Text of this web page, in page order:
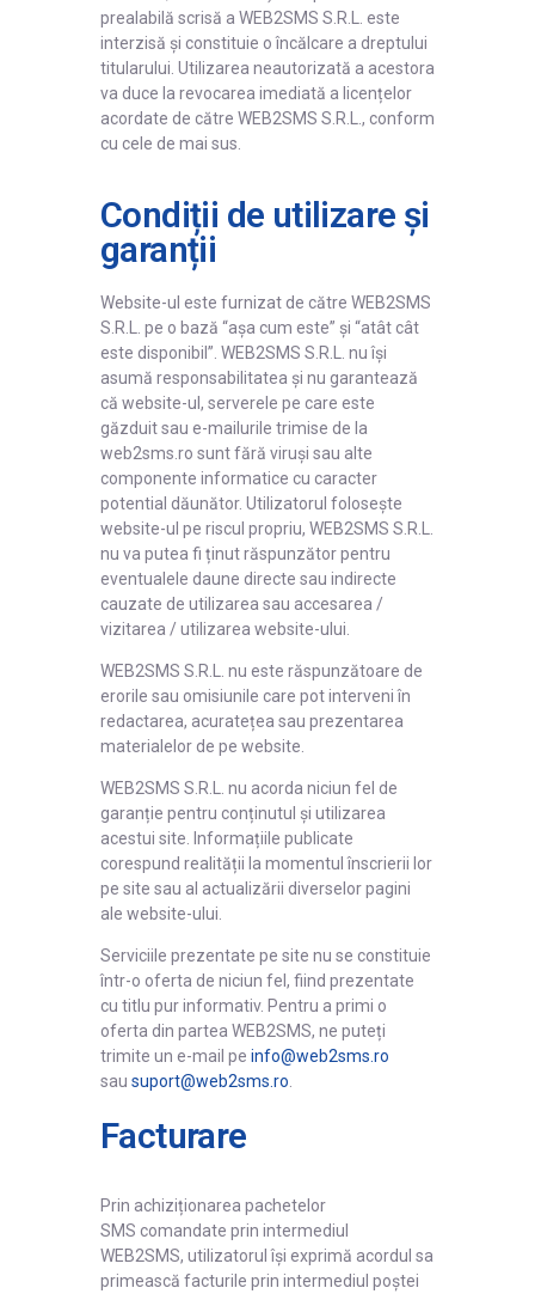
prealabilă scrisă a WEB2SMS S.R.L. este
interzisă și constituie o încălcare a dreptului
titularului. Utilizarea neautorizată a acestora
va duce la revocarea imediată a licențelor
acordate de către WEB2SMS S.R.L., conform
cu cele de mai sus.
Condiții de utilizare și
garanții
Website-ul este furnizat de către WEB2SMS
S.R.L. pe o bază “așa cum este” și “atât cât
este disponibil”. WEB2SMS S.R.L. nu își
asumă responsabilitatea și nu garantează
că website-ul, serverele pe care este
găzduit sau e-mailurile trimise de la
web2sms.ro sunt fără viruși sau alte
componente informatice cu caracter
potential dăunător. Utilizatorul folosește
website-ul pe riscul propriu, WEB2SMS S.R.L.
nu va putea fi ținut răspunzător pentru
eventualele daune directe sau indirecte
cauzate de utilizarea sau accesarea /
vizitarea / utilizarea website-ului.
WEB2SMS S.R.L. nu este răspunzătoare de
erorile sau omisiunile care pot interveni în
redactarea, acuratețea sau prezentarea
materialelor de pe website.
WEB2SMS S.R.L. nu acorda niciun fel de
garanție pentru conținutul și utilizarea
acestui site. Informațiile publicate
corespund realității la momentul înscrierii lor
pe site sau al actualizării diverselor pagini
ale website-ului.
Serviciile prezentate pe site nu se constituie
într-o oferta de niciun fel, fiind prezentate
cu titlu pur informativ. Pentru a primi o
oferta din partea WEB2SMS, ne puteți
trimite un e-mail pe info@web2sms.ro
sau suport@web2sms.ro
Facturare
Prin achiziționarea pachetelor
SMS comandate prin intermediul
WEB2SMS, utilizatorul își exprimă acordul sa
primească facturile prin intermediul poștei